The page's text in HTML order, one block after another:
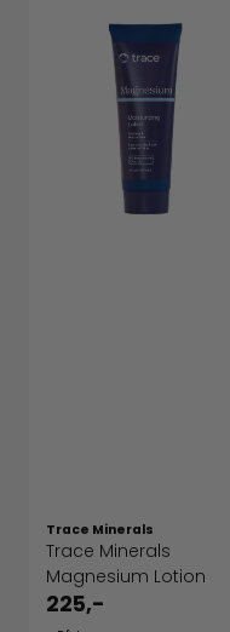
Trace Minerals
Trace Minerals
Magnesium Lotion
225,-